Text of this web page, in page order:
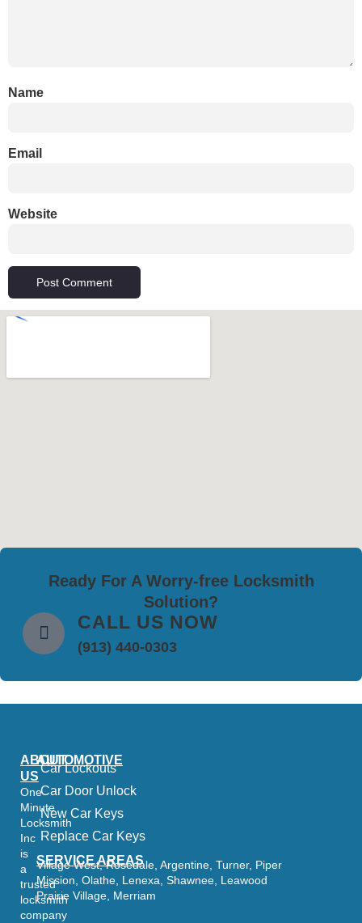
Name
Email
Website
Ready For A Worry-free Locksmith
Solution?
CALL US NOW
(913) 440-0303
ABOUT
US
One
Minute
Locksmith
Inc
is
a
trusted
locksmith
company
AUTOMOTIVE
Car Lockouts
Car Door Unlock
New Car Keys
Replace Car Keys
SERVICE AREAS
Village West, Rosedale, Argentine, Turner, Piper
Mission, Olathe, Lenexa, Shawnee, Leawood
Prairie Village, Merriam